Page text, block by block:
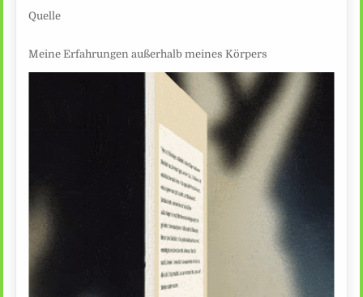
Quelle
Meine Erfahrungen außerhalb meines Körpers